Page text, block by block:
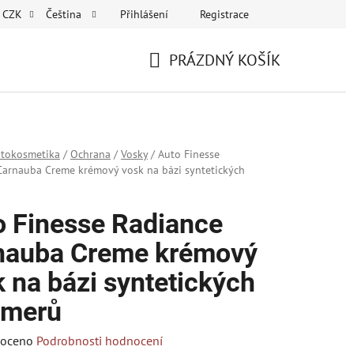
CZK Čeština Přihlášení Registrace
PRÁZDNÝ KOŠÍK
/ Ochrana / Vosky / Auto Finesse
Creme krémový vosk na bázi syntetických
Finesse Radiance
Creme krémový
na bázi syntetických
Podrobnosti hodnocení